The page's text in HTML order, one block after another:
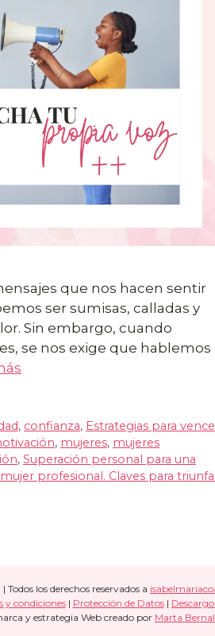
que nos hacen sentir
ser sumisas, calladas y
Sin embargo, cuando
se nos exige que hablemos
, confianza, Estrategias para
, mujeres, mujeres
, Superación personal para una
profesional. Claves para
los derechos reservados a
y condiciones| Protección de Datos|
y estrategia Web creado por Marta Bernal